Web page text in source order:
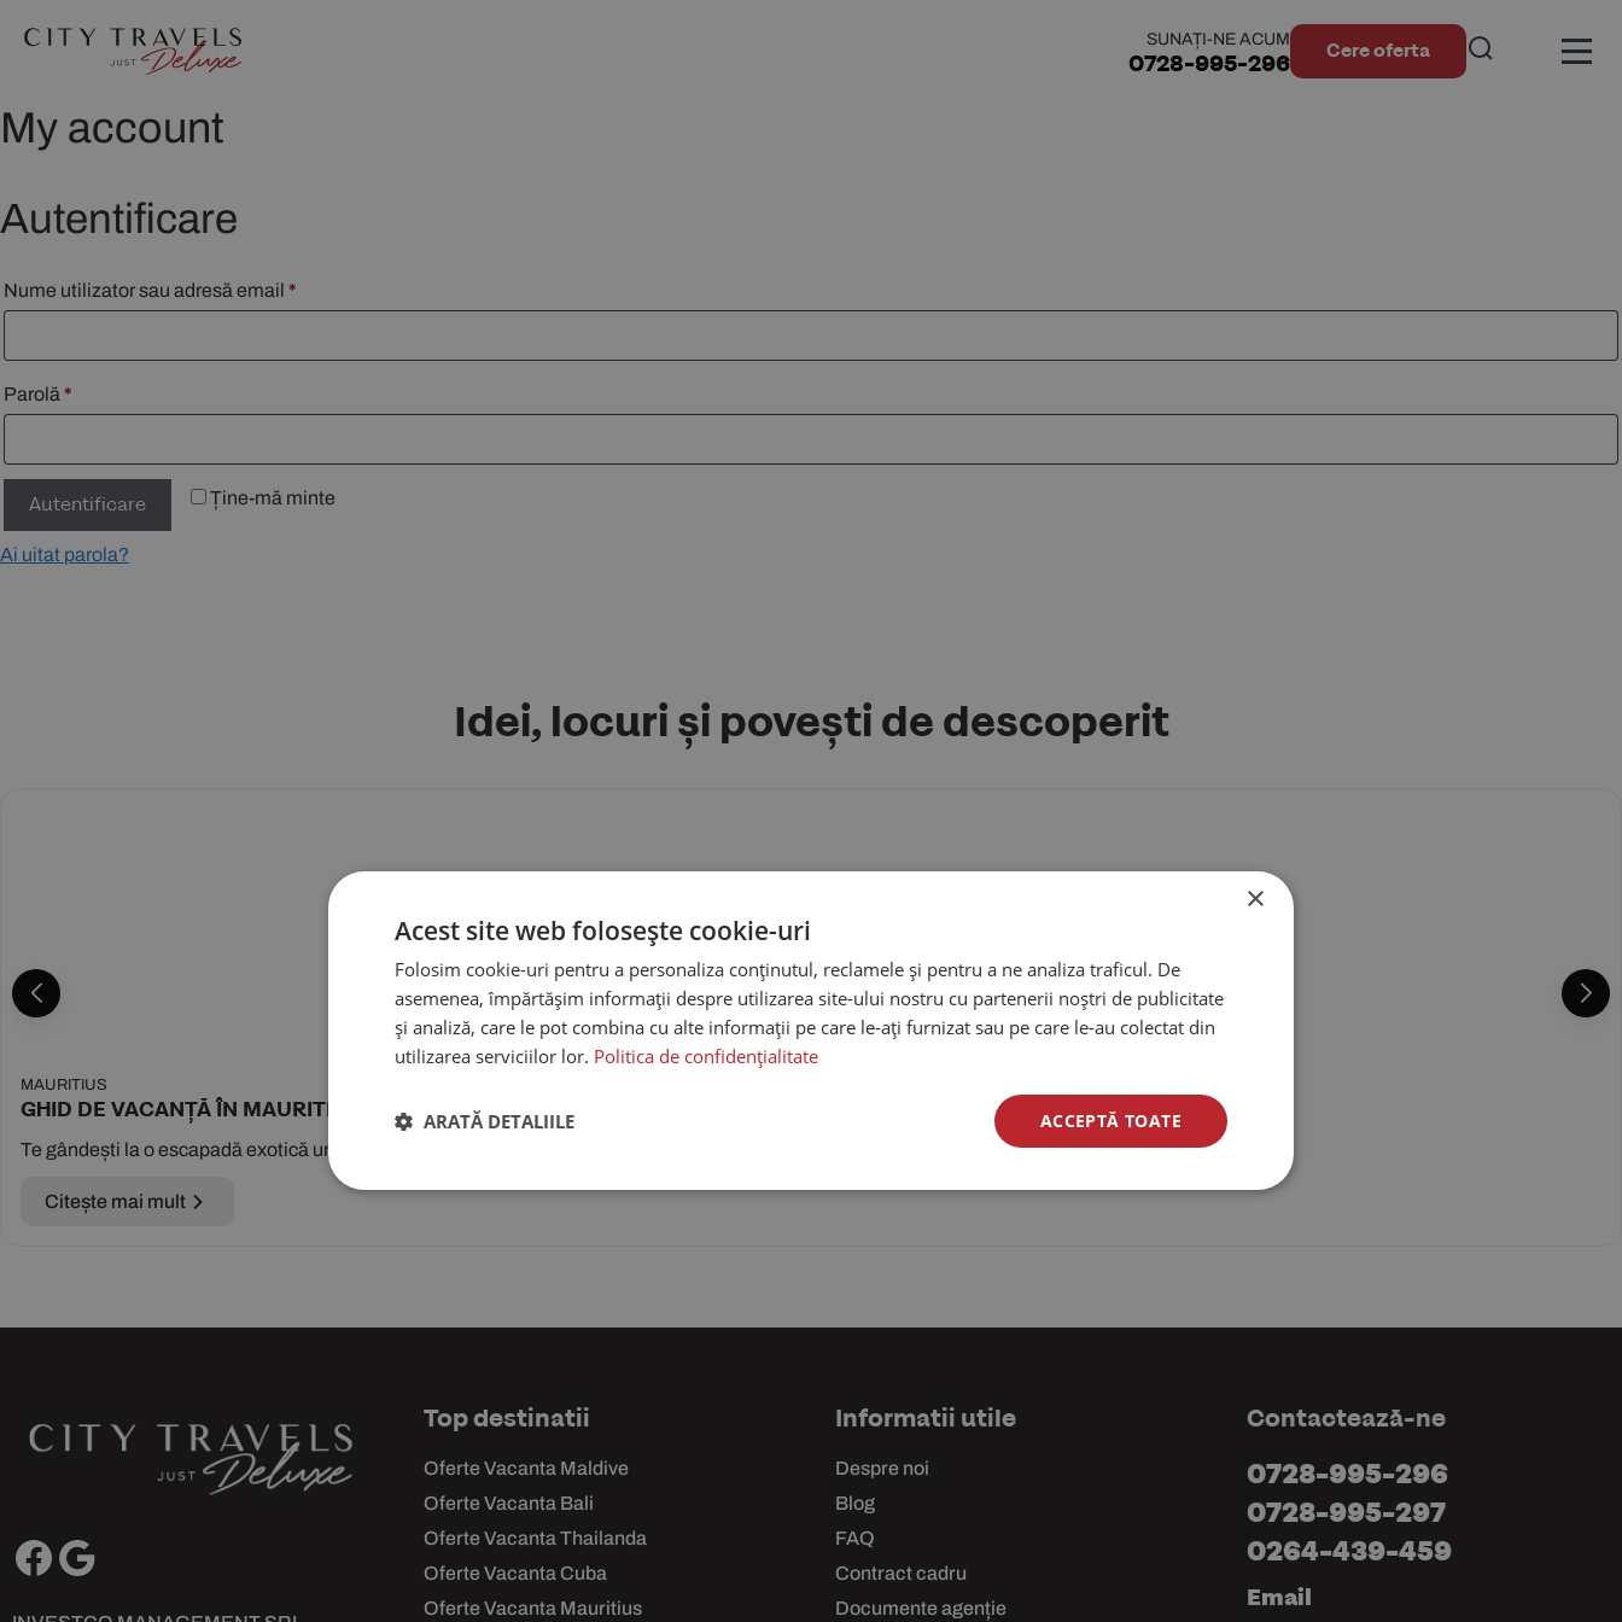
SUNAȚI-NE ACUM
0728-995-296 Cere oferta
My account
Autentificare
Nume utilizator sau adresă email *
Parolă *
Ține-mă minte
Autentificare
Ai uitat parola?
Idei, locuri și povești de descoperit
MAURITIUS
GHID DE VACANȚĂ ÎN MAURITIUS: CÂND SĂ MERGI, CE SĂ VIZITEZI ȘI CUM ALEGI RESORTUL PERFECT
Te gândești la o escapadă exotică unde plajele cu nisip alb se întâlnesc cu munții...
Citește mai mult
Top destinatii
Oferte Vacanta Maldive
Oferte Vacanta Bali
Oferte Vacanta Thailanda
Oferte Vacanta Cuba
Oferte Vacanta Mauritius
Informatii utile
Despre noi
Blog
FAQ
Contract cadru
Documente agenție
Contactează-ne
0728-995-296
0728-995-297
0264-439-459
Email
×
Acest site web folosește cookie-uri
Folosim cookie-uri pentru a personaliza conținutul, reclamele și pentru a ne analiza traficul. De
asemenea, împărtășim informații despre utilizarea site-ului nostru cu partenerii noștri de publicitate
și analiză, care le pot combina cu alte informații pe care le-ați furnizat sau pe care le-au colectat din
utilizarea serviciilor lor. Politica de confidențialitate
ACCEPTĂ TOATE
ARATĂ DETALIILE